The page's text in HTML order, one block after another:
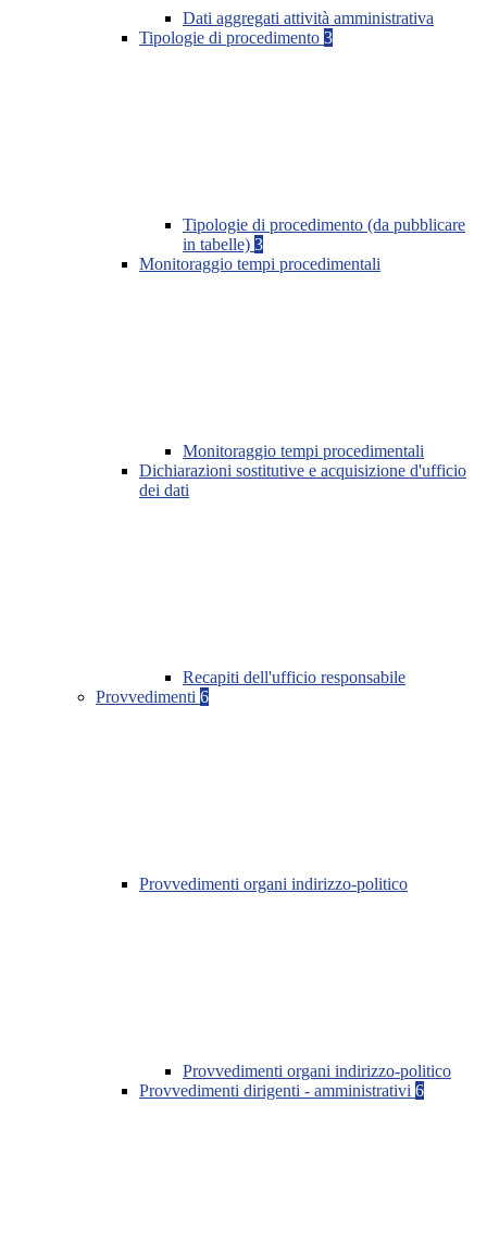
Dati aggregati attività amministrativa
Tipologie di procedimento 3
Tipologie di procedimento (da pubblicare
in tabelle) 3
Monitoraggio tempi procedimentali
Monitoraggio tempi procedimentali
Dichiarazioni sostitutive e acquisizione d'ufficio
dei dati
Recapiti dell'ufficio responsabile
Provvedimenti 6
Provvedimenti organi indirizzo-politico
Provvedimenti organi indirizzo-politico
Provvedimenti dirigenti - amministrativi 6